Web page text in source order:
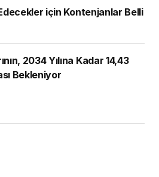
Kontenjanlar Belli
2034 Yılına Kadar 14,43
Bekleniyor